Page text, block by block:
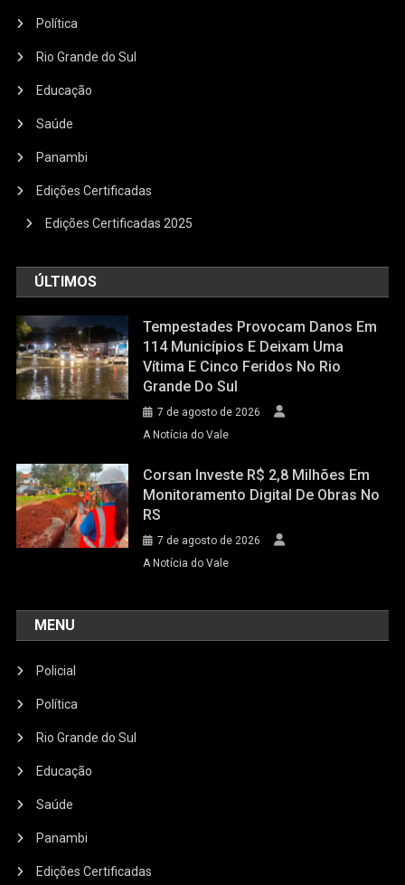
Política
Rio Grande do Sul
Educação
Saúde
Panambi
Edições Certificadas
Edições Certificadas 2025
ÚLTIMOS
Tempestades Provocam Danos Em
114 Municípios E Deixam Uma
Vítima E Cinco Feridos No Rio
Grande Do Sul
7 de agosto de 2026
A Notícia do Vale
Corsan Investe R$ 2,8 Milhões Em
Monitoramento Digital De Obras No
RS
7 de agosto de 2026
A Notícia do Vale
MENU
Policial
Política
Rio Grande do Sul
Educação
Saúde
Panambi
Edições Certificadas